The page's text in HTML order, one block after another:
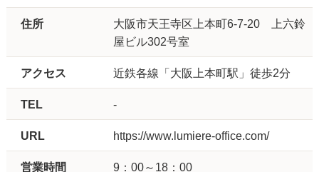
住所
大阪市天王寺区上本町6-7-20 上六鈴
屋ビル302号室
アクセス 近鉄各線「大阪上本町駅」徒歩2分
TEL -
URL https://www.lumiere-office.com/
営業時間 9：00～18：00